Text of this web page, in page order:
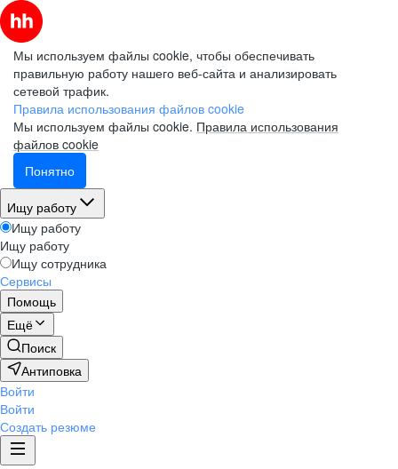
Мы используем файлы cookie, чтобы обеспечивать
правильную работу нашего веб-сайта и анализировать
сетевой трафик.
Правила использования файлов cookie
Мы используем файлы cookie. Правила использования
файлов cookie
Понятно
Ищу работу
Ищу работу
Ищу работу
Ищу сотрудника
Сервисы
Помощь
Ещё
Поиск
Антиповка
Войти
Войти
Создать резюме